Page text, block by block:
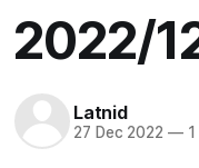
2022/
Latnid
27 Dec 2022 —1